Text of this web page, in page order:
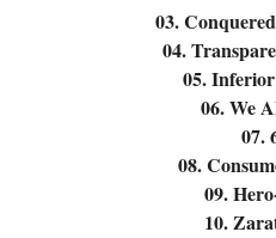
03.
04.
05.
06. We
07.
08.
09.
10.